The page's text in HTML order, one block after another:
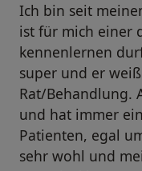
Ich bin seit
ist für mich einer
kennenlernen
super und er
Rat/Behandlung.
und hat immer
Patienten, egal
sehr wohl und